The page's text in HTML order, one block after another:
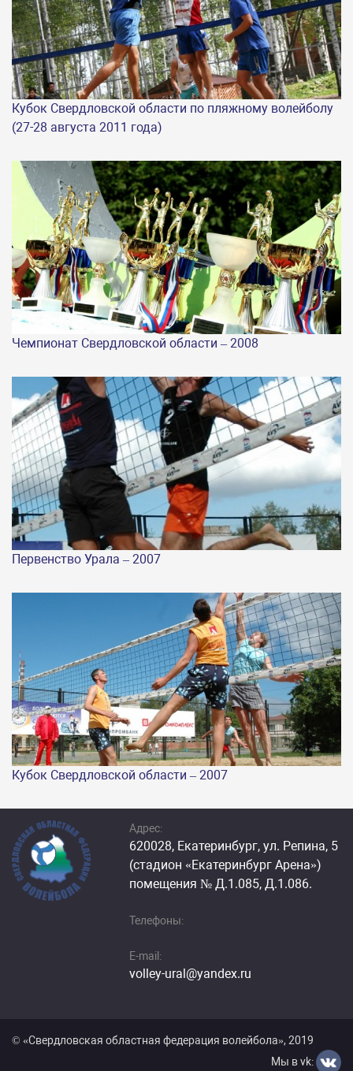
Кубок Свердловской области по пляжному волейболу
(27-28 августа 2011 года)
Чемпионат Свердловской области – 2008
Первенство Урала – 2007
Кубок Свердловской области – 2007
Адрес:
620028, Екатеринбург, ул. Репина, 5
(стадион «Екатеринбург Арена»)
помещения № Д.1.085, Д.1.086.
Телефоны:
E-mail:
volley-ural@yandex.ru
© «Cвердловская областная федерация волейбола», 2019
Мы в vk: